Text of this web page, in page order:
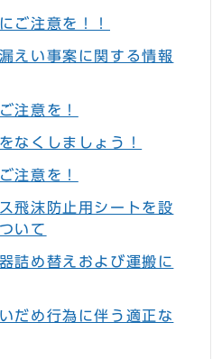
ご注意を！！
えい事案に関する情報
注意を！
なくしましょう！
注意を！
飛沫防止用シートを設
いて
詰め替えおよび運搬に
だめ行為に伴う適正な